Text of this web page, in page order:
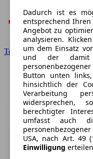
Toyota
Dadurch ist es
entsprechend
Angebot zu
analysieren.
um dem Einsatz
und der damit
Button unten
hinsichtlich der
Verarbeitung
widersprechen,
berechtigter
umfasst auch
USA, nach Art. 49
Einwilligung